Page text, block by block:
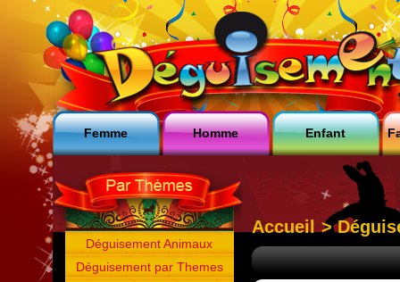
Femme Homme Enfant
Déguisement Animaux
Déguisement par Themes
Accueil >